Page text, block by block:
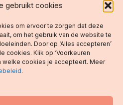
gebruikt cookies
om ervoor te zorgen dat deze
om het gebruik van de website te
Door op ‘Alles accepteren’
cookies. Klik op ‘Voorkeuren
welke cookies je accepteert. Meer
.
al op social